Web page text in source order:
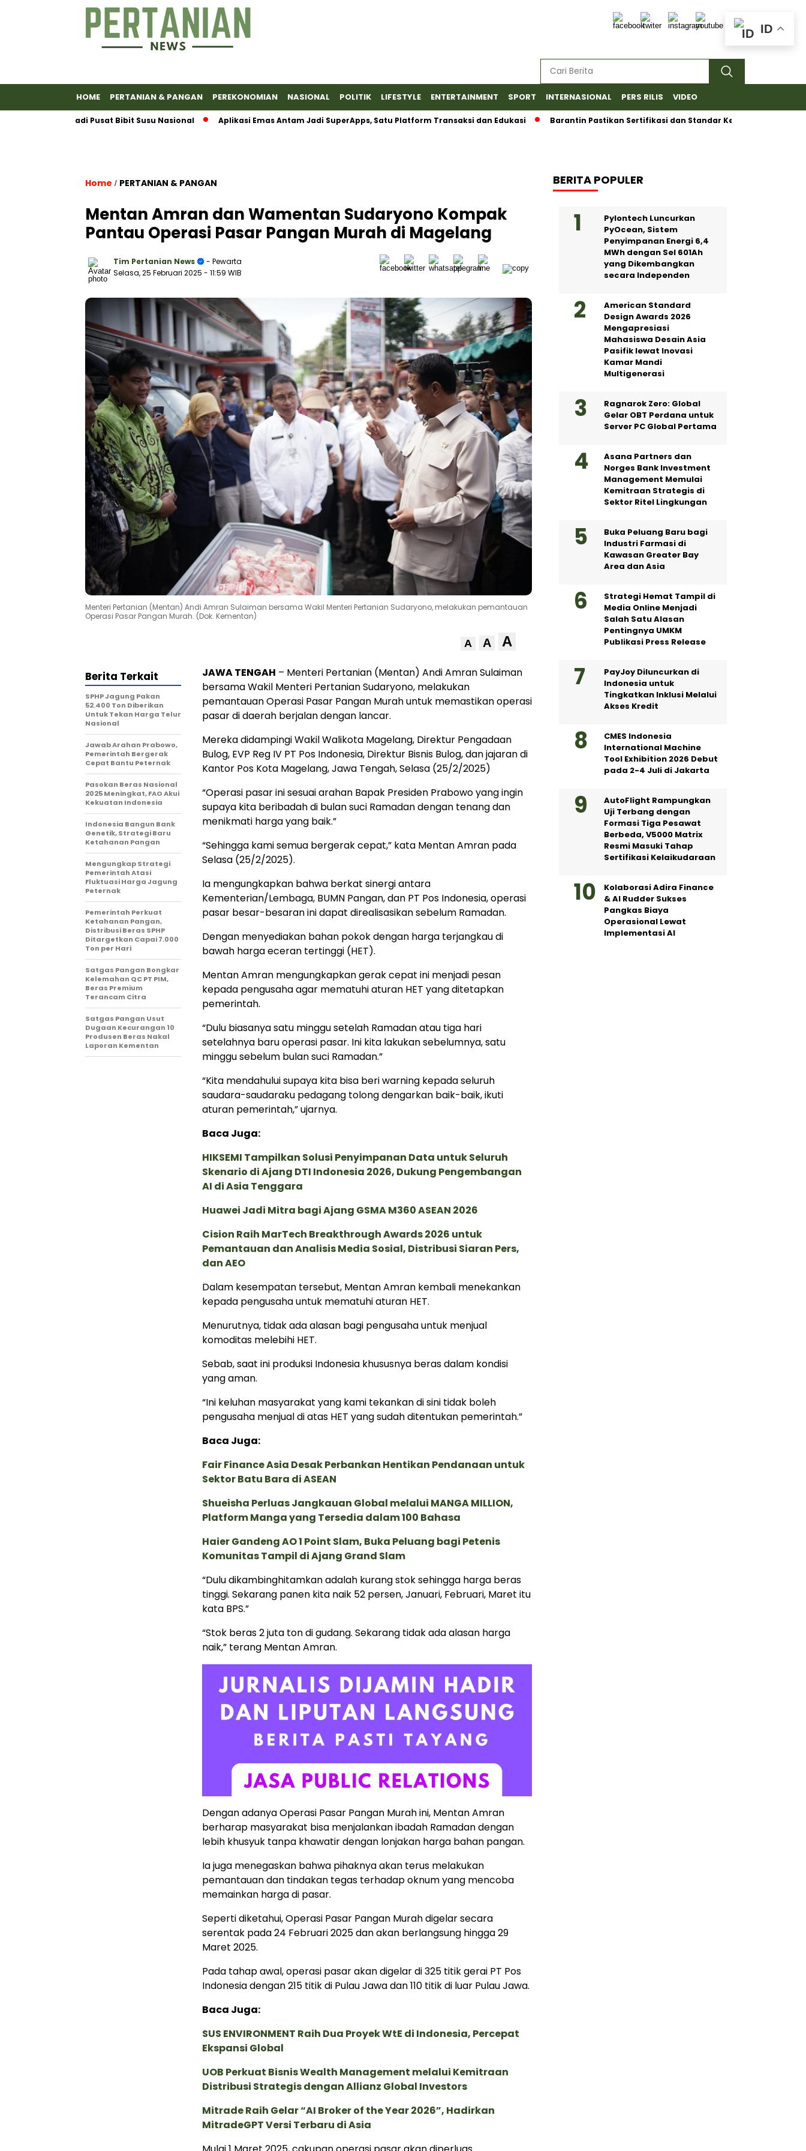
HOME PERTANIAN & PANGAN PEREKONOMIAN NASIONAL POLITIK LIFESTYLE ENTERTAINMENT SPORT INTERNASIONAL PERS RILIS VIDEO
Jadi Pusat Bibit Susu Nasional Aplikasi Emas Antam Jadi SuperApps, Satu Platform Transaksi dan Edukasi Barantin Pastikan Sertifikasi dan Standar Ketat untuk Ekspor Durian
Home / PERTANIAN & PANGAN
Mentan Amran dan Wamentan Sudaryono Kompak
Pantau Operasi Pasar Pangan Murah di Magelang
Tim Pertanian News
- Pewarta
Selasa, 25 Februari 2025 - 11:59 WIB
Menteri Pertanian (Mentan) Andi Amran Sulaiman bersama Wakil Menteri Pertanian Sudaryono, melakukan pemantauan
Operasi Pasar Pangan Murah. (Dok. Kementan)
A A A
JAWA TENGAH – Menteri Pertanian (Mentan) Andi Amran Sulaiman
bersama Wakil Menteri Pertanian Sudaryono, melakukan
pemantauan Operasi Pasar Pangan Murah untuk memastikan operasi
pasar di daerah berjalan dengan lancar.
Mereka didampingi Wakil Walikota Magelang, Direktur Pengadaan
Bulog, EVP Reg IV PT Pos Indonesia, Direktur Bisnis Bulog, dan jajaran di
Kantor Pos Kota Magelang, Jawa Tengah, Selasa (25/2/2025)
“Operasi pasar ini sesuai arahan Bapak Presiden Prabowo yang ingin
supaya kita beribadah di bulan suci Ramadan dengan tenang dan
menikmati harga yang baik.”
“Sehingga kami semua bergerak cepat,” kata Mentan Amran pada
Selasa (25/2/2025).
Ia mengungkapkan bahwa berkat sinergi antara
Kementerian/Lembaga, BUMN Pangan, dan PT Pos Indonesia, operasi
pasar besar-besaran ini dapat direalisasikan sebelum Ramadan.
Dengan menyediakan bahan pokok dengan harga terjangkau di
bawah harga eceran tertinggi (HET).
Mentan Amran mengungkapkan gerak cepat ini menjadi pesan
kepada pengusaha agar mematuhi aturan HET yang ditetapkan
pemerintah.
“Dulu biasanya satu minggu setelah Ramadan atau tiga hari
setelahnya baru operasi pasar. Ini kita lakukan sebelumnya, satu
minggu sebelum bulan suci Ramadan.”
“Kita mendahului supaya kita bisa beri warning kepada seluruh
saudara-saudaraku pedagang tolong dengarkan baik-baik, ikuti
aturan pemerintah,” ujarnya.
Baca Juga:
HIKSEMI Tampilkan Solusi Penyimpanan Data untuk Seluruh
Skenario di Ajang DTI Indonesia 2026, Dukung Pengembangan
AI di Asia Tenggara
Huawei Jadi Mitra bagi Ajang GSMA M360 ASEAN 2026
Cision Raih MarTech Breakthrough Awards 2026 untuk
Pemantauan dan Analisis Media Sosial, Distribusi Siaran Pers,
dan AEO
Dalam kesempatan tersebut, Mentan Amran kembali menekankan
kepada pengusaha untuk mematuhi aturan HET.
Menurutnya, tidak ada alasan bagi pengusaha untuk menjual
komoditas melebihi HET.
Sebab, saat ini produksi Indonesia khususnya beras dalam kondisi
yang aman.
“Ini keluhan masyarakat yang kami tekankan di sini tidak boleh
pengusaha menjual di atas HET yang sudah ditentukan pemerintah.”
Baca Juga:
Fair Finance Asia Desak Perbankan Hentikan Pendanaan untuk
Sektor Batu Bara di ASEAN
Shueisha Perluas Jangkauan Global melalui MANGA MILLION,
Platform Manga yang Tersedia dalam 100 Bahasa
Haier Gandeng AO 1 Point Slam, Buka Peluang bagi Petenis
Komunitas Tampil di Ajang Grand Slam
“Dulu dikambinghitamkan adalah kurang stok sehingga harga beras
tinggi. Sekarang panen kita naik 52 persen, Januari, Februari, Maret itu
kata BPS.”
“Stok beras 2 juta ton di gudang. Sekarang tidak ada alasan harga
naik,” terang Mentan Amran.
Dengan adanya Operasi Pasar Pangan Murah ini, Mentan Amran
berharap masyarakat bisa menjalankan ibadah Ramadan dengan
lebih khusyuk tanpa khawatir dengan lonjakan harga bahan pangan.
Ia juga menegaskan bahwa pihaknya akan terus melakukan
pemantauan dan tindakan tegas terhadap oknum yang mencoba
memainkan harga di pasar.
Seperti diketahui, Operasi Pasar Pangan Murah digelar secara
serentak pada 24 Februari 2025 dan akan berlangsung hingga 29
Maret 2025.
Pada tahap awal, operasi pasar akan digelar di 325 titik gerai PT Pos
Indonesia dengan 215 titik di Pulau Jawa dan 110 titik di luar Pulau Jawa.
Baca Juga:
SUS ENVIRONMENT Raih Dua Proyek WtE di Indonesia, Percepat
Ekspansi Global
UOB Perkuat Bisnis Wealth Management melalui Kemitraan
Distribusi Strategis dengan Allianz Global Investors
Mitrade Raih Gelar “AI Broker of the Year 2026”, Hadirkan
MitradeGPT Versi Terbaru di Asia
Berita Terkait
SPHP Jagung Pakan
52.400 Ton Diberikan
Untuk Tekan Harga Telur
Nasional
Jawab Arahan Prabowo,
Pemerintah Bergerak
Cepat Bantu Peternak
Pasokan Beras Nasional
2025 Meningkat, FAO Akui
Kekuatan Indonesia
Indonesia Bangun Bank
Genetik, Strategi Baru
Ketahanan Pangan
Mengungkap Strategi
Pemerintah Atasi
Fluktuasi Harga Jagung
Peternak
Pemerintah Perkuat
Ketahanan Pangan,
Distribusi Beras SPHP
Ditargetkan Capai 7.000
Ton per Hari
Satgas Pangan Bongkar
Kelemahan QC PT PIM,
Beras Premium
Terancam Citra
Satgas Pangan Usut
Dugaan Kecurangan 10
Produsen Beras Nakal
Laporan Kementan
BERITA POPULER
Pylontech Luncurkan
PyOcean, Sistem
Penyimpanan Energi 6,4
MWh dengan Sel 601Ah
yang Dikembangkan
secara Independen
American Standard
Design Awards 2026
Mengapresiasi
Mahasiswa Desain Asia
Pasifik lewat Inovasi
Kamar Mandi
Multigenerasi
Ragnarok Zero: Global
Gelar OBT Perdana untuk
Server PC Global Pertama
Asana Partners dan
Norges Bank Investment
Management Memulai
Kemitraan Strategis di
Sektor Ritel Lingkungan
Buka Peluang Baru bagi
Industri Farmasi di
Kawasan Greater Bay
Area dan Asia
Strategi Hemat Tampil di
Media Online Menjadi
Salah Satu Alasan
Pentingnya UMKM
Publikasi Press Release
PayJoy Diluncurkan di
Indonesia untuk
Tingkatkan Inklusi Melalui
Akses Kredit
CMES Indonesia
International Machine
Tool Exhibition 2026 Debut
pada 2-4 Juli di Jakarta
AutoFlight Rampungkan
Uji Terbang dengan
Formasi Tiga Pesawat
Berbeda, V5000 Matrix
Resmi Masuki Tahap
Sertifikasi Kelaikudaraan
Kolaborasi Adira Finance
& AI Rudder Sukses
Pangkas Biaya
Operasional Lewat
Implementasi AI
ID